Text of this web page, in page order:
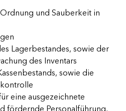
und Sauberkeit in
Lagerbestandes, sowie der
des Inventars
sowie die
eine ausgezeichnete